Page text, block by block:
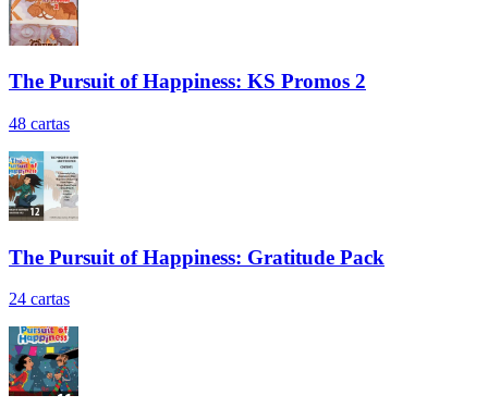
The Pursuit of Happiness: KS Promos 2
48 cartas
The Pursuit of Happiness: Gratitude Pack
24 cartas